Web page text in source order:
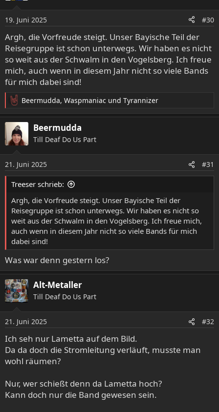
19. Juni 2025 #30
Argh, die Vorfreude steigt. Unser Bayische Teil der
Reisegruppe ist schon unterwegs. Wir haben es nicht
so weit aus der Schwalm in den Vogelsberg. Ich freue
mich, auch wenn in diesem Jahr nicht so viele Bands
für mich dabei sind!
R
e
a
t
n
e
Beermudda, Waspmaniac und Tyrannizer
Beermudda
Till Deaf Do Us Part
21. Juni 2025 #31
Treeser schrieb:
Argh, die Vorfreude steigt. Unser Bayische Teil der
Reisegruppe ist schon unterwegs. Wir haben es nicht so
weit aus der Schwalm in den Vogelsberg. Ich freue mich,
auch wenn in diesem Jahr nicht so viele Bands für mich
dabei sind!
Was war denn gestern los?
Alt-Metaller
Till Deaf Do Us Part
21. Juni 2025 #32
Ich seh nur Lametta auf dem Bild.
Da da doch die Stromleitung verläuft, musste man
wohl räumen?
Nur, wer schießt denn da Lametta hoch?
Kann doch nur die Band gewesen sein.